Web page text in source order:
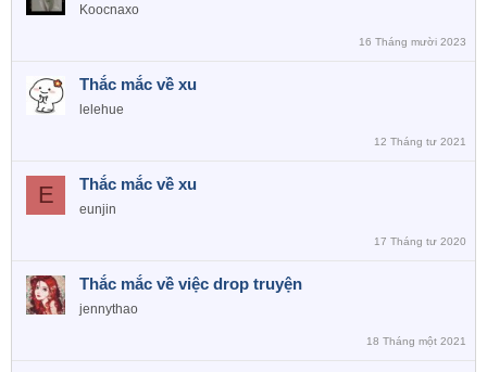
Koocnaxo
16 Tháng mười 2023
Thắc mắc về xu
lelehue
12 Tháng tư 2021
E Thắc mắc về xu
eunjin
17 Tháng tư 2020
Thắc mắc về việc drop truyện
jennythao
18 Tháng một 2021